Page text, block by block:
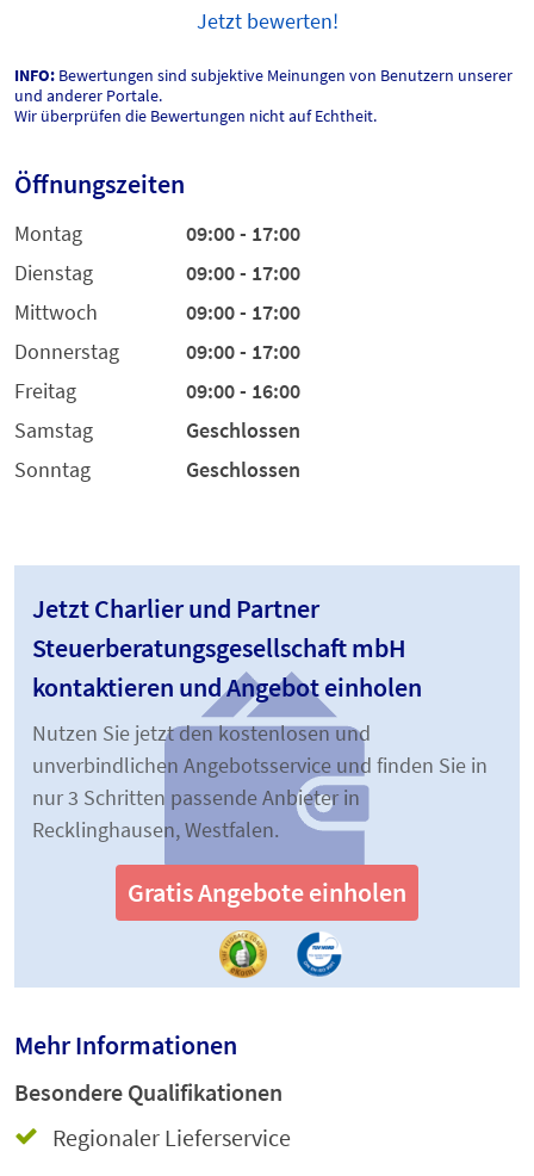
Jetzt bewerten!
INFO: Bewertungen sind subjektive Meinungen von Benutzern unserer
und anderer Portale.
Wir überprüfen die Bewertungen nicht auf Echtheit.
Öffnungszeiten
Montag
09:00 - 17:00
Dienstag
09:00 - 17:00
Mittwoch
09:00 - 17:00
Donnerstag
09:00 - 17:00
Freitag
09:00 - 16:00
Samstag
Geschlossen
Sonntag
Geschlossen
Jetzt Charlier und Partner
Steuerberatungsgesellschaft mbH
kontaktieren und Angebot einholen
Nutzen Sie jetzt den kostenlosen und
unverbindlichen Angebotsservice und finden Sie in
nur 3 Schritten passende Anbieter in
Recklinghausen, Westfalen.
Gratis Angebote einholen
Mehr Informationen
Besondere Qualifikationen
Regionaler Lieferservice